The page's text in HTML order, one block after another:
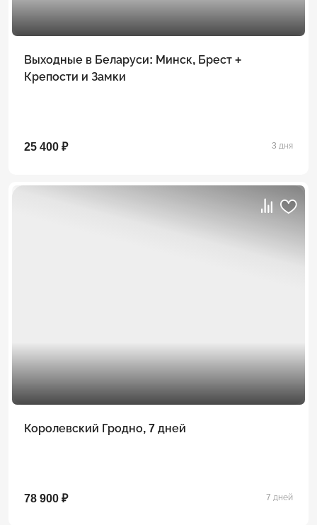
Выходные в Беларуси: Минск, Брест +
Крепости и Замки
25 400 ₽ 3 дня
Королевский Гродно, 7 дней
78 900 ₽ 7 дней